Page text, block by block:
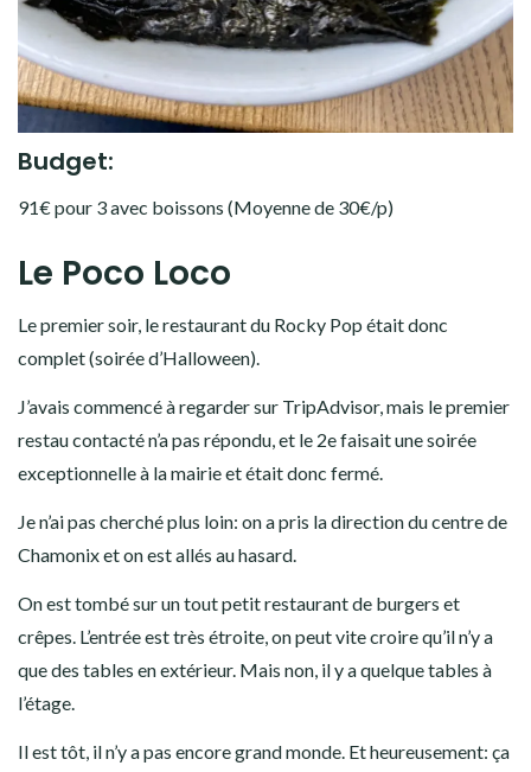
Budget:
91€ pour 3 avec boissons (Moyenne de 30€/p)
Le Poco Loco
Le premier soir, le restaurant du Rocky Pop était donc
complet (soirée d’Halloween).
J’avais commencé à regarder sur TripAdvisor, mais le premier
restau contacté n’a pas répondu, et le 2e faisait une soirée
exceptionnelle à la mairie et était donc fermé.
Je n’ai pas cherché plus loin: on a pris la direction du centre de
Chamonix et on est allés au hasard.
On est tombé sur un tout petit restaurant de burgers et
crêpes. L’entrée est très étroite, on peut vite croire qu’il n’y a
que des tables en extérieur. Mais non, il y a quelque tables à
l’étage.
Il est tôt, il n’y a pas encore grand monde. Et heureusement: ça